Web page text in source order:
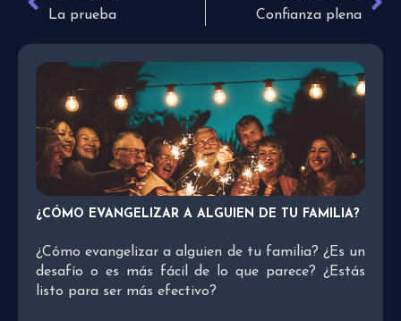
La prueba
Confianza plena
¿CÓMO EVANGELIZAR A ALGUIEN DE TU FAMILIA?
¿Cómo evangelizar a alguien de tu familia? ¿Es un
desafío o es más fácil de lo que parece? ¿Estás
listo para ser más efectivo?